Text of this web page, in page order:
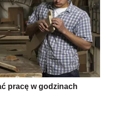
pracę w godzinach